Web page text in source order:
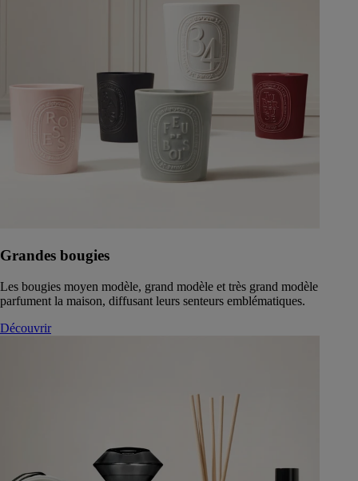
Grandes bougies
Les bougies moyen modèle, grand modèle et très grand modèle
parfument la maison, diffusant leurs senteurs emblématiques.
Découvrir